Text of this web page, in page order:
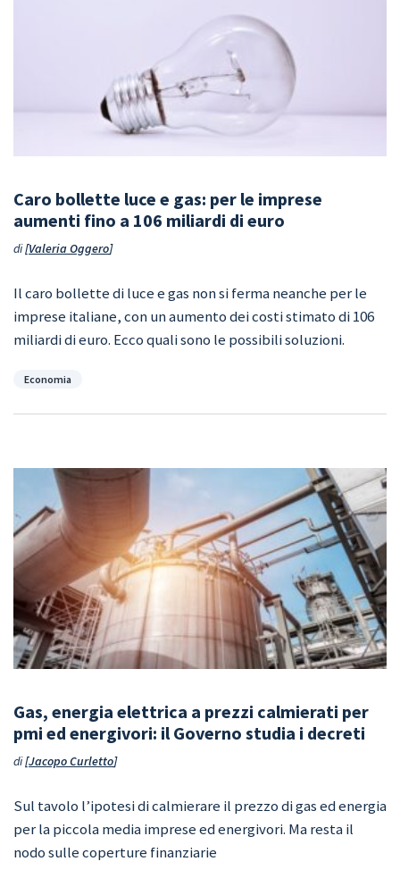
Caro bollette luce e gas: per le imprese
aumenti fino a 106 miliardi di euro
di Valeria Oggero
Il caro bollette di luce e gas non si ferma neanche per le
imprese italiane, con un aumento dei costi stimato di 106
miliardi di euro. Ecco quali sono le possibili soluzioni.
Categorie
Economia
Gas, energia elettrica a prezzi calmierati per
pmi ed energivori: il Governo studia i decreti
di Jacopo Curletto
Sul tavolo l’ipotesi di calmierare il prezzo di gas ed energia
per la piccola media imprese ed energivori. Ma resta il
nodo sulle coperture finanziarie